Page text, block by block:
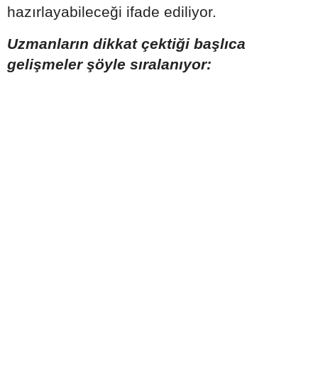
hazırlayabileceği ifade ediliyor.
Uzmanların dikkat çektiği başlıca
gelişmeler şöyle sıralanıyor: